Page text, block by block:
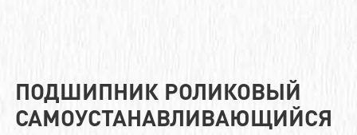
ПОДШИПНИК РОЛИКОВЫЙ
САМОУСТАНАВЛИВАЮЩИЙСЯ